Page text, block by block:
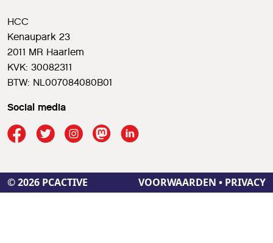
HCC
Kenaupark 23
2011 MR Haarlem
KVK: 30082311
BTW: NL007084080B01
Social media
© 2026 PCACTIVE VOORWAARDEN • PRIVACY